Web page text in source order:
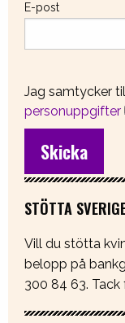
E-post
Jag samtycker
personuppgifter
STÖTTA
Vill du stötta
belopp på
300 84 63.